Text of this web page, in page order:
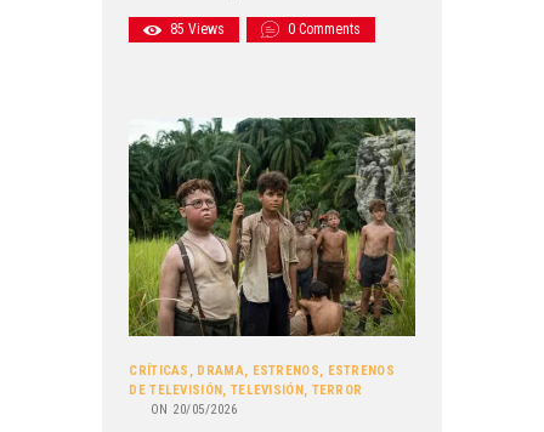
85 Views 0 Comments
CRÍTICAS , DRAMA, ESTRENOS, ESTRENOS
DE TELEVISIÓN, TELEVISIÓN, TERROR
ON 20/05/2026